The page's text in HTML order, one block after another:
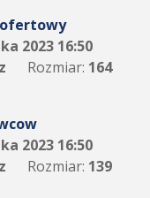
ofertowy
2023 16:50
Rozmiar: 164
2023 16:50
Rozmiar: 139